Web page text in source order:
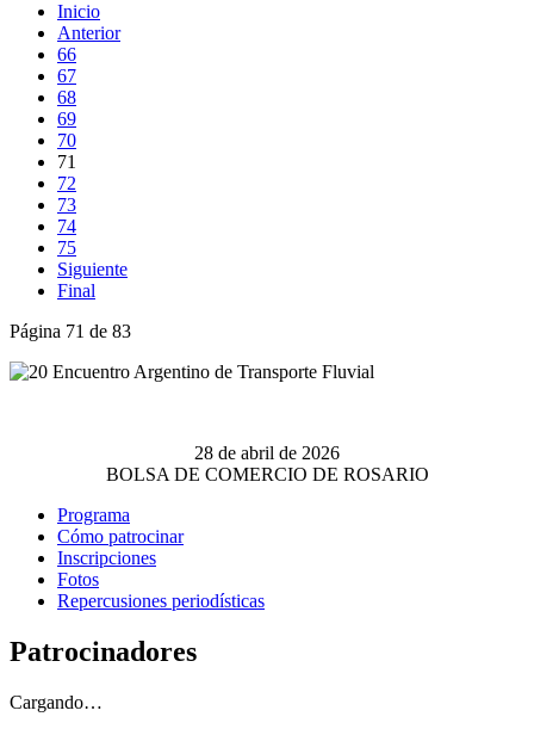
Inicio
Anterior
66
67
68
69
70
71
72
73
74
75
Siguiente
Final
Página 71 de 83
28 de abril de 2026
BOLSA DE COMERCIO DE ROSARIO
Programa
Cómo patrocinar
Inscripciones
Fotos
Repercusiones periodísticas
Patrocinadores
Cargando…